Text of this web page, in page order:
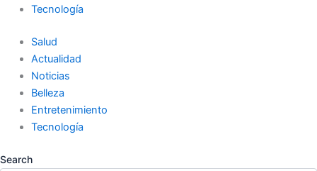
Tecnología
Salud
Actualidad
Noticias
Belleza
Entretenimiento
Tecnología
Search